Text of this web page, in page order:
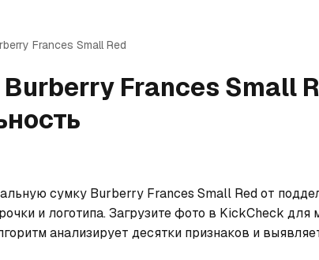
Frances Small Red
Burberry Frances Small
сумку Burberry Frances Small Red от
и логотипа. Загрузите фото в KickCheck для
анализирует десятки признаков и